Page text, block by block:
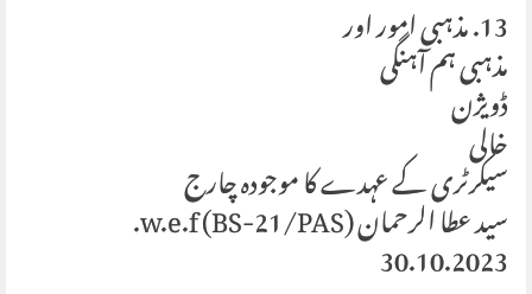
13. مذہبی امور اور
مذہبی ہم آہنگی
ڈویژن
خالی
سیکرٹری کے عہدے کا موجودہ چارج
سید عطا الرحمان (BS-21/PAS) w.e.f.
30.10.2023